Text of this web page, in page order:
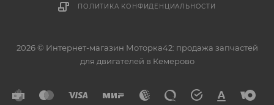
ПОЛИТИКА КОНФИДЕНЦИАЛЬНОСТИ
2026 © Интернет-магазин Моторка42: продажа запчастей
для двигателей в Кемерово